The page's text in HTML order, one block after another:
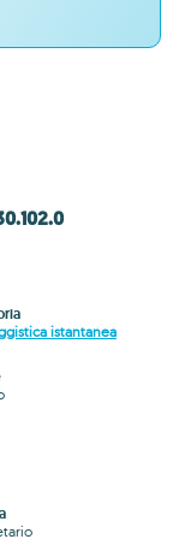
istantanea